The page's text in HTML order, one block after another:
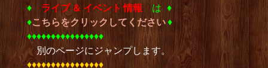
♦︎ ライブ ＆ イベント 情報
は ♦︎
♦︎こちらをクリックしてください♦︎
♦︎♦︎♦︎♦︎♦︎♦︎♦︎♦︎♦︎♦︎♦︎♦︎♦︎♦︎♦︎♦︎
別のページにジャンプします。
♦︎♦︎♦︎♦︎♦︎♦︎♦︎♦︎♦︎♦︎♦︎♦︎♦︎♦︎♦︎♦︎